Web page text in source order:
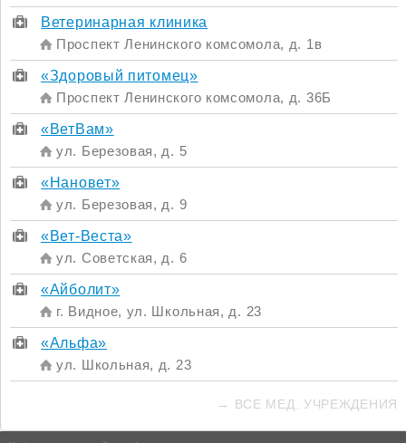
Ветеринарная клиника
Проспект Ленинского комсомола, д. 1в
«Здоровый питомец»
Проспект Ленинского комсомола, д. 36Б
«ВетВам»
ул. Березовая, д. 5
«Нановет»
ул. Березовая, д. 9
«Вет-Веста»
ул. Советская, д. 6
«Айболит»
г. Видное, ул. Школьная, д. 23
«Альфа»
ул. Школьная, д. 23
→ ВСЕ МЕД. УЧРЕЖДЕНИЯ